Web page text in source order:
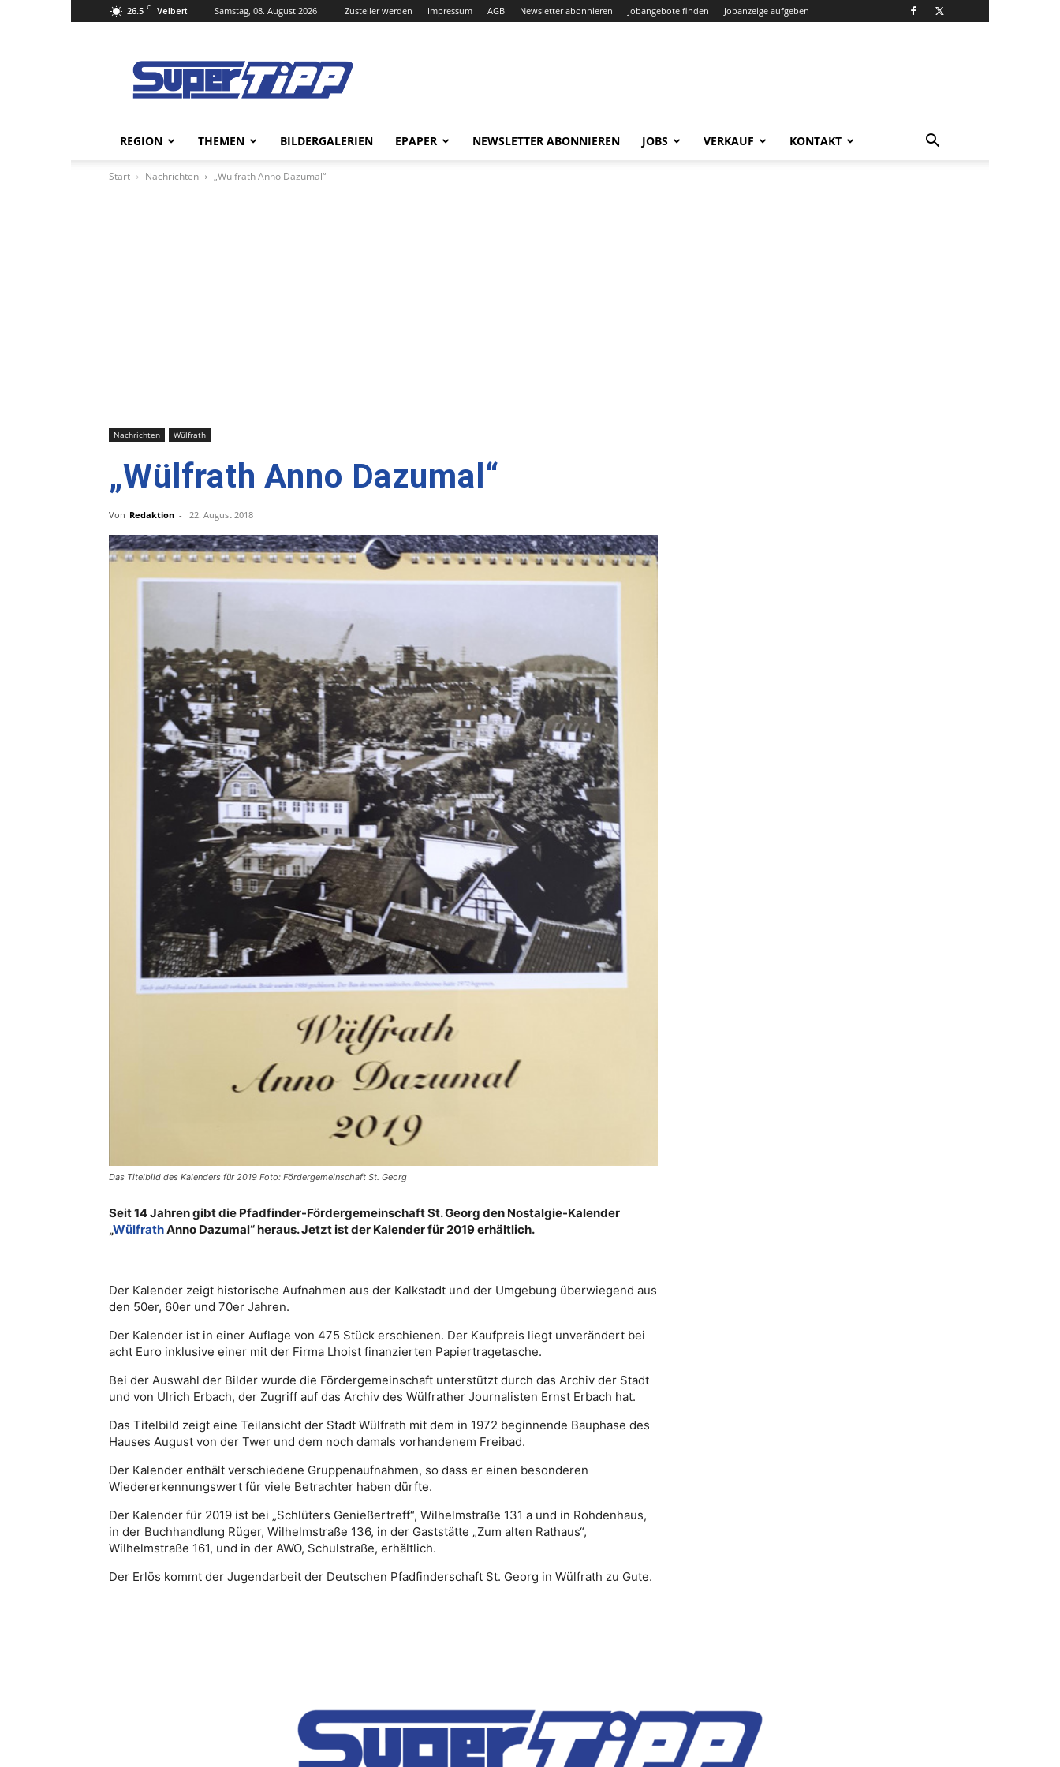
26.5 C Velbert Samstag, 08. August 2026 Zusteller werden Impressum AGB Newsletter abonnieren Jobangebote finden Jobanzeige aufgeben
Tipp
Online
REGION THEMEN BILDERGALERIEN EPAPER NEWSLETTER ABONNIEREN JOBS VERKAUF KONTAKT
Start Nachrichten „Wülfrath Anno Dazumal“
Nachrichten Wülfrath
„Wülfrath Anno Dazumal“
Von Redaktion - 22. August 2018
Das Titelbild des Kalenders für 2019 Foto: Fördergemeinschaft St. Georg
Seit 14 Jahren gibt die Pfadfinder-Fördergemeinschaft St. Georg den Nostalgie-Kalender
„WülfrathAnno Dazumal“ heraus. Jetzt ist der Kalender für 2019 erhältlich.
Der Kalender zeigt historische Aufnahmen aus der Kalkstadt und der Umgebung überwiegend aus
den 50er, 60er und 70er Jahren.
Der Kalender ist in einer Auflage von 475 Stück erschienen. Der Kaufpreis liegt unverändert bei
acht Euro inklusive einer mit der Firma Lhoist finanzierten Papiertragetasche.
Bei der Auswahl der Bilder wurde die Fördergemeinschaft unterstützt durch das Archiv der Stadt
und von Ulrich Erbach, der Zugriff auf das Archiv des Wülfrather Journalisten Ernst Erbach hat.
Das Titelbild zeigt eine Teilansicht der Stadt Wülfrath mit dem in 1972 beginnende Bauphase des
Hauses August von der Twer und dem noch damals vorhandenem Freibad.
Der Kalender enthält verschiedene Gruppenaufnahmen, so dass er einen besonderen
Wiedererkennungswert für viele Betrachter haben dürfte.
Der Kalender für 2019 ist bei „Schlüters Genießertreff“, Wilhelmstraße 131 a und in Rohdenhaus,
in der Buchhandlung Rüger, Wilhelmstraße 136, in der Gaststätte „Zum alten Rathaus“,
Wilhelmstraße 161, und in der AWO, Schulstraße, erhältlich.
Der Erlös kommt der Jugendarbeit der Deutschen Pfadfinderschaft St. Georg in Wülfrath zu Gute.